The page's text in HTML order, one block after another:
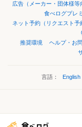
広告（メーカー・団体様等
食べログプレ
ネット予約（リクエスト予
推奨環境
ヘルプ・お
言語： English